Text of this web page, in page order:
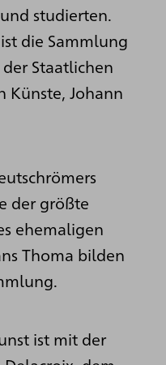
studierten.
die Sammlung
Staatlichen
Künste, Johann
der größte
ehemaligen
Thoma bilden
ist mit der